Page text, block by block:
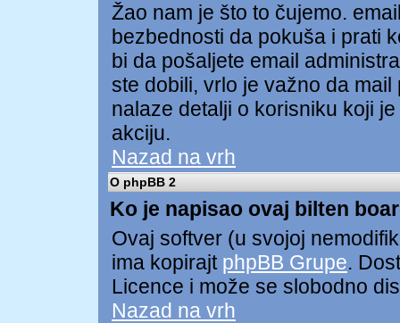
Žao nam je što to čujemo.
bezbednosti da pokuša i prati
bi da pošaljete email
ste dobili, vrlo je važno da
nalaze detalji o korisniku koji
akciju.
Nazad na vrh
O phpBB 2
Ko je napisao ovaj bilten
Ovaj softver (u svojoj
ima kopirajt phpBB Grupe.
Licence i može se slobodno
Nazad na vrh